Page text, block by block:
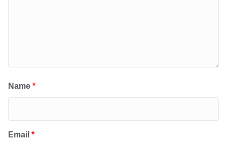
Name *
Email *